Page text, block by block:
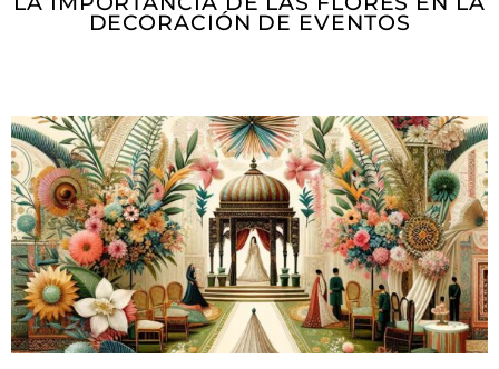
DECORACIÓN DE EVENTOS